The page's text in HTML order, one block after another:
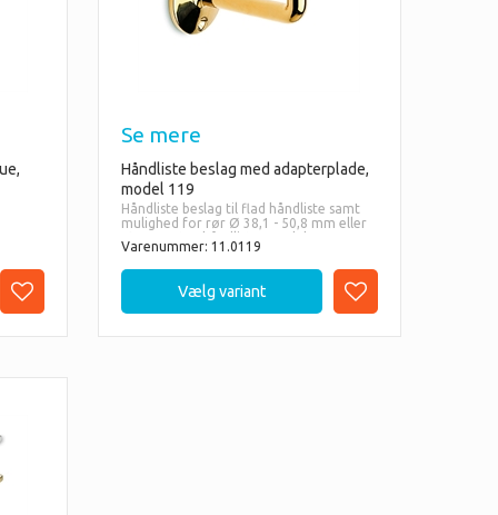
Se mere
Håndliste beslag med adapterplade,
model 119
Håndliste beslag til flad håndliste samt
mulighed for rør Ø 38,1 - 50,8 mm eller
Ø45 mm træhåndlister med den
medfølgende adapterplade
- Chrome
- Rustfri
Varenummer: 11.0119